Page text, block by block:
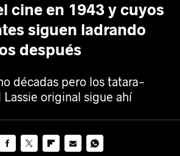
cine en 1943 y cuyos
siguen ladrando
después
décadas pero los tatara-
original sigue ahí